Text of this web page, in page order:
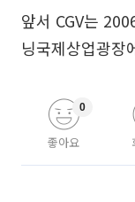
앞서 CGV는
닝국제상업광장
좋아요
0